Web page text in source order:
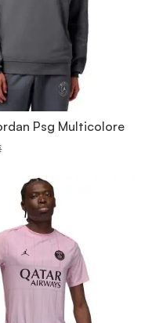
Psg Multicolore